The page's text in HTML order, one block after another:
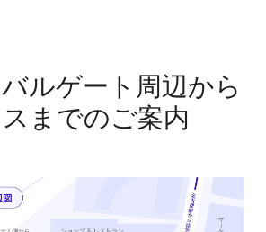
ルゲート周辺から
までのご案内